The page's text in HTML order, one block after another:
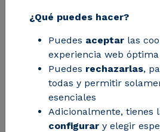
valorización de
En muchos casos, en
poco visible pero
pretratamiento que
transformar residuos
corrientes preparadas
¿Qué puedes hacer?
Puedes aceptar las
experiencia web óptima
Puedes rechazarlas,
todas y permitir
esenciales
Adicionalmente, tienes
configurar y elegir